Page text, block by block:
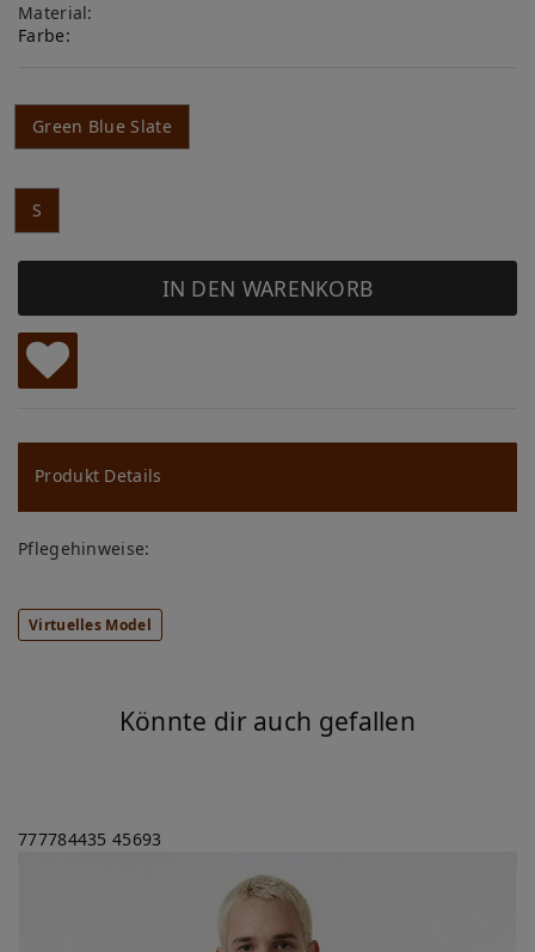
Material:
Farbe:
Green Blue Slate
S
IN DEN WARENKORB
W
u
ns
ch
lis
te
Produkt Details
Pflegehinweise:
Virtuelles Model
Könnte dir auch gefallen
777784435 45693